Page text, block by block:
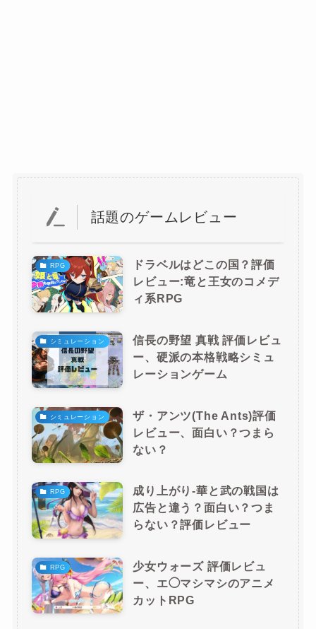
話題のゲームレビュー
RPG
ドラベルはどこの国？評価
レビュー:竜と王女のコメデ
ィ系RPG
シミュレーション
信長の野望 真戦 評価レビュ
ー、硬派の本格戦略シミュ
レーションゲーム
シミュレーション
ザ・アンツ(The Ants)評価
レビュー、面白い？つまら
ない？
RPG
成り上がり-華と武の戦国は
広告と違う？面白い？つま
らない？評価レビュー
RPG
少女ウォーズ 評価レビュ
ー、エ◯マシマシのアニメ
カットRPG